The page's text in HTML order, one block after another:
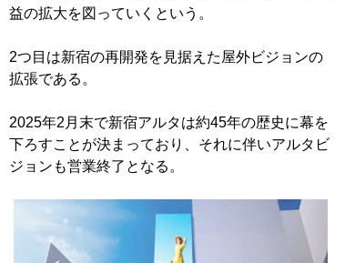
益の拡大を図っていくという。
2つ目は新宿の再開発を見据えた屋外ビジョンの
拡張である。
2025年2月末で新宿アルタは約45年の歴史に幕を
下ろすことが決まっており、それに伴いアルタビ
ジョンも営業終了となる。